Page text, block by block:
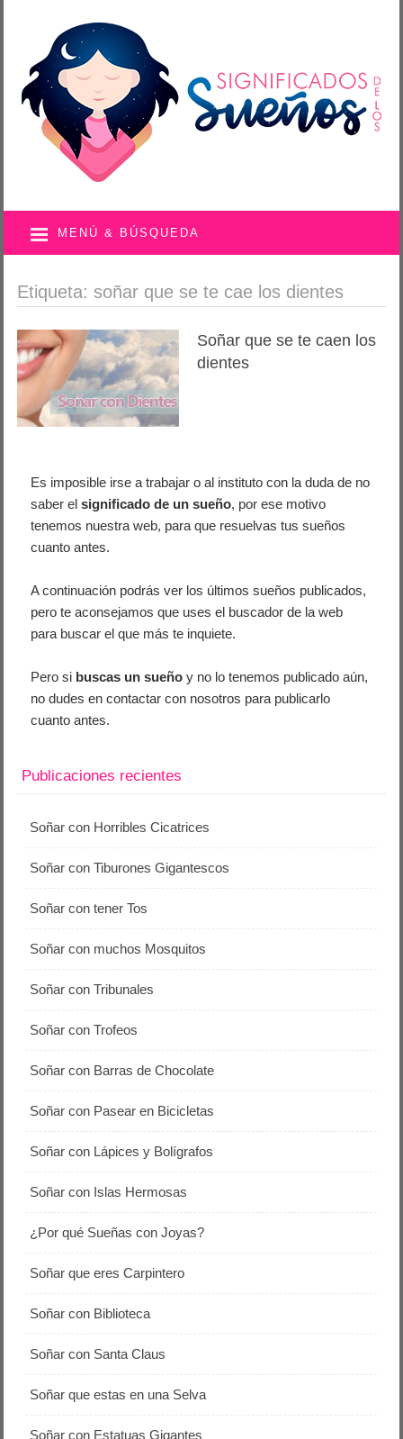
MENÚ & BÚSQUEDA
Etiqueta: soñar que se te cae los dientes
Soñar que se te caen los
dientes
Es imposible irse a trabajar o al instituto con la duda de no
saber elsignificado de un sueño, por ese motivo
tenemos nuestra web, para que resuelvas tus sueños
cuanto antes.
A continuación podrás ver los últimos sueños publicados,
pero te aconsejamos que uses el buscador de la web
para buscar el que más te inquiete.
Pero si buscas un sueño y no lo tenemos publicado aún,
no dudes en contactar con nosotros para publicarlo
cuanto antes.
Publicaciones recientes
Soñar con Horribles Cicatrices
Soñar con Tiburones Gigantescos
Soñar con tener Tos
Soñar con muchos Mosquitos
Soñar con Tribunales
Soñar con Trofeos
Soñar con Barras de Chocolate
Soñar con Pasear en Bicicletas
Soñar con Lápices y Bolígrafos
Soñar con Islas Hermosas
¿Por qué Sueñas con Joyas?
Soñar que eres Carpintero
Soñar con Biblioteca
Soñar con Santa Claus
Soñar que estas en una Selva
Soñar con Estatuas Gigantes